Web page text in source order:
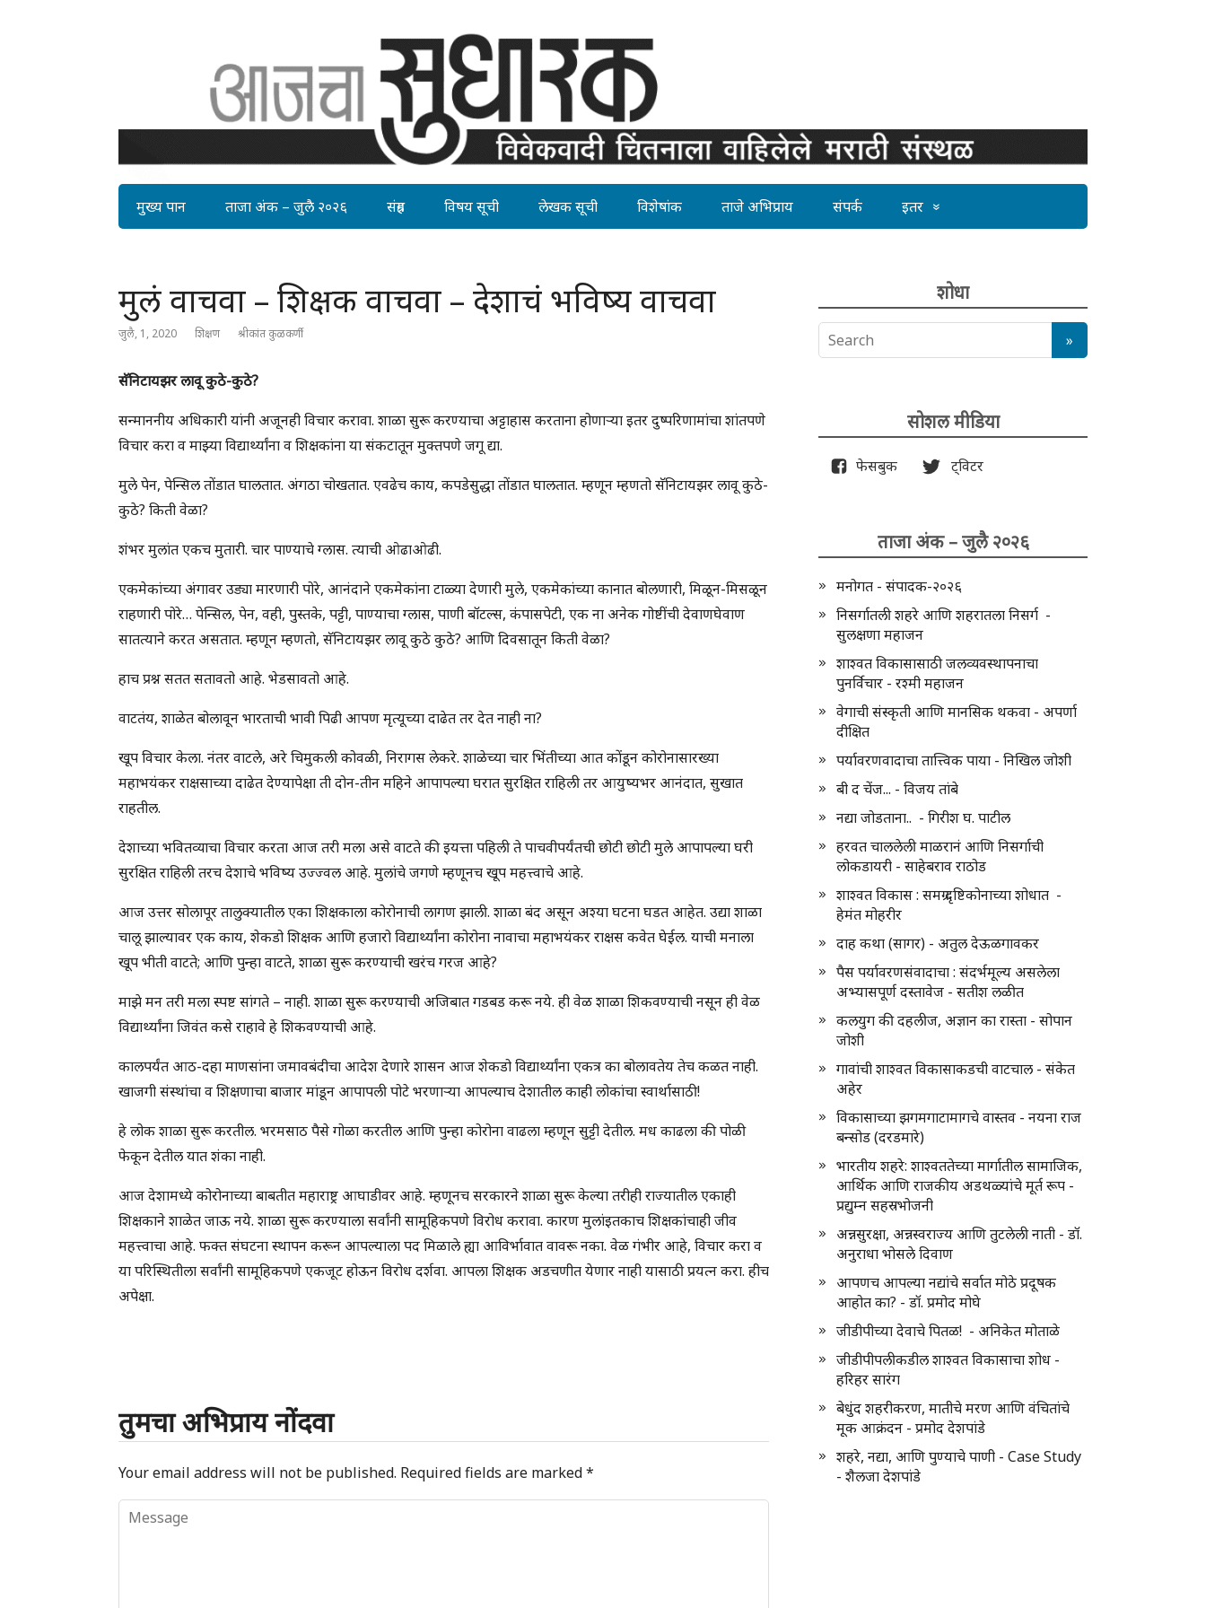
मुख्य पान ताजा अंक – जुलै २०२६ संग्रह विषय सूची लेखक सूची विशेषांक ताजे अभिप्राय संपर्क इतर
मुलं वाचवा – शिक्षक वाचवा – देशाचं भविष्‍य वाचवा
जुलै, 1, 2020 शिक्षण श्रीकांत कुळकर्णी
सॅनिटायझर लावू कुठे-कुठे?
सन्माननीय अधिकारी यांनी अजूनही विचार करावा. शाळा सुरू करण्याचा अट्टाहास करताना होणार्‍या इतर दुष्परिणामांचा शांतपणे
विचार करा व माझ्या विद्यार्थ्यांना व शिक्षकांना या संकटातून मुक्तपणे जगू द्या.
मुले पेन, पेन्सिल तोंडात घालतात. अंगठा चोखतात. एवढेच काय, कपडेसुद्धा तोंडात घालतात. म्हणून म्हणतो सॅनिटायझर लावू कुठे-
कुठे? किती वेळा?
शंभर मुलांत एकच मुतारी. चार पाण्याचे ग्लास. त्याची ओढाओढी.
एकमेकांच्या अंगावर उड्या मारणारी पोरे, आनंदाने एकमेकांना टाळ्या देणारी मुले, एकमेकांच्या कानात बोलणारी, मिळून-मिसळून
राहणारी पोरे… पेन्सिल, पेन, वही, पुस्तके, पट्टी, पाण्याचा ग्लास, पाणी बॉटल्स, कंपासपेटी, एक ना अनेक गोष्टींची देवाणघेवाण
सातत्याने करत असतात. म्हणून म्हणतो, सॅनिटायझर लावू कुठे कुठे? आणि दिवसातून किती वेळा?
हाच प्रश्न सतत सतावतो आहे. भेडसावतो आहे.
वाटतंय, शाळेत बोलावून भारताची भावी पिढी आपण मृत्यूच्या दाढेत तर देत नाही ना?
खूप विचार केला. नंतर वाटले, अरे चिमुकली कोवळी, निरागस लेकरे. शाळेच्या चार भिंतीच्या आत कोंडून कोरोनासारख्या
महाभयंकर राक्षसाच्या दाढेत देण्यापेक्षा ती दोन-तीन महिने आपापल्या घरात सुरक्षित राहिली तर आयुष्यभर आनंदात, सुखात
राहतील.
देशाच्या भवितव्याचा विचार करता आज तरी मला असे वाटते की इयत्ता पहिली ते पाचवीपर्यंतची छोटी छोटी मुले आपापल्या घरी
सुरक्षित राहिली तरच देशाचे भविष्य उज्ज्वल आहे. मुलांचे जगणे म्हणूनच खूप महत्त्वाचे आहे.
आज उत्तर सोलापूर तालुक्यातील एका शिक्षकाला कोरोनाची लागण झाली. शाळा बंद असून अश्या घटना घडत आहेत. उद्या शाळा
चालू झाल्यावर एक काय, शेकडो शिक्षक आणि हजारो विद्यार्थ्यांना कोरोना नावाचा महाभयंकर राक्षस कवेत घेईल. याची मनाला
खूप भीती वाटते; आणि पुन्हा वाटते, शाळा सुरू करण्याची खरंच गरज आहे?
माझे मन तरी मला स्पष्ट सांगते – नाही. शाळा सुरू करण्याची अजिबात गडबड करू नये. ही वेळ शाळा शिकवण्याची नसून ही वेळ
विद्यार्थ्यांना जिवंत कसे राहावे हे शिकवण्याची आहे.
कालपर्यंत आठ-दहा माणसांना जमावबंदीचा आदेश देणारे शासन आज शेकडो विद्यार्थ्यांना एकत्र का बोलावतेय तेच कळत नाही.
खाजगी संस्थांचा व शिक्षणाचा बाजार मांडून आपापली पोटे भरणार्‍या आपल्याच देशातील काही लोकांचा स्वार्थासाठी!
हे लोक शाळा सुरू करतील. भरमसाठ पैसे गोळा करतील आणि पुन्हा कोरोना वाढला म्हणून सुट्टी देतील. मध काढला की पोळी
फेकून देतील यात शंका नाही.
आज देशामध्ये कोरोनाच्या बाबतीत महाराष्ट्र आघाडीवर आहे. म्हणूनच सरकारने शाळा सुरू केल्या तरीही राज्यातील एकाही
शिक्षकाने शाळेत जाऊ नये. शाळा सुरू करण्याला सर्वांनी सामूहिकपणे विरोध करावा. कारण मुलांइतकाच शिक्षकांचाही जीव
महत्त्वाचा आहे. फक्त संघटना स्थापन करून आपल्याला पद मिळाले ह्या आविर्भावात वावरू नका. वेळ गंभीर आहे, विचार करा व
या परिस्थितीला सर्वांनी सामूहिकपणे एकजूट होऊन विरोध दर्शवा. आपला शिक्षक अडचणीत येणार नाही यासाठी प्रयत्न करा. हीच
अपेक्षा.
तुमचा अभिप्राय नोंदवा
Your email address will not be published. Required fields are marked*
शोधा
सोशल मीडिया
फेसबुक ट्विटर
ताजा अंक – जुलै २०२६
मनोगत - संपादक-२०२६
निसर्गातली शहरे आणि शहरातला निसर्ग -
सुलक्षणा महाजन
शाश्वत विकासासाठी जलव्यवस्थापनाचा
पुनर्विचार - रश्मी महाजन
वेगाची संस्कृती आणि मानसिक थकवा - अपर्णा
दीक्षित
पर्यावरणवादाचा तात्त्विक पाया - निखिल जोशी
बी द चेंज... - विजय तांबे
नद्या जोडताना.. - गिरीश घ. पाटील
हरवत चाललेली माळरानं आणि निसर्गाची
लोकडायरी - साहेबराव राठोड
शाश्वत विकास : समग्र दृष्टिकोनाच्या शोधात -
हेमंत मोहरीर
दाह कथा (सागर) - अतुल देऊळगावकर
पैस पर्यावरणसंवादाचा : संदर्भमूल्य असलेला
अभ्यासपूर्ण दस्तावेज - सतीश लळीत
कलयुग की दहलीज, अज्ञान का रास्ता - सोपान
जोशी
गावांची शाश्वत विकासाकडची वाटचाल - संकेत
अहेर
विकासाच्या झगमगाटामागचे वास्तव - नयना राज
बन्सोड (दरडमारे)
भारतीय शहरे: शाश्वततेच्या मार्गातील सामाजिक,
आर्थिक आणि राजकीय अडथळ्यांचे मूर्त रूप -
प्रद्युम्न सहस्रभोजनी
अन्नसुरक्षा, अन्नस्वराज्य आणि तुटलेली नाती - डॉ.
अनुराधा भोसले दिवाण
आपणच आपल्या नद्यांचे सर्वात मोठे प्रदूषक
आहोत का? - डॉ. प्रमोद मोघे
जीडीपीच्या देवाचे पितळ! - अनिकेत मोताळे
जीडीपीपलीकडील शाश्वत विकासाचा शोध -
हरिहर सारंग
बेधुंद शहरीकरण, मातीचे मरण आणि वंचितांचे
मूक आक्रंदन - प्रमोद देशपांडे
शहरे, नद्या, आणि पुण्याचे पाणी - Case Study
- शैलजा देशपांडे